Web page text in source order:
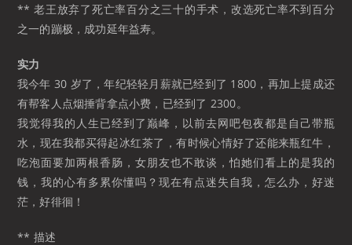
** 老王放弃了死亡率百分之三十的手术，改选死亡率不到百分
之一的蹦极，成功延年益寿。
实力
我今年 30 岁了，年纪轻轻月薪就已经到了 1800，再加上提成还
有帮客人点烟捶背拿点小费，已经到了 2300。
我觉得我的人生已经到了巅峰，以前去网吧包夜都是自己带瓶
水，现在我都买得起冰红茶了，有时候心情好了还能来瓶红牛，
吃泡面要加两根香肠，女朋友也不敢谈，怕她们看上的是我的
钱，我的心有多累你懂吗？现在有点迷失自我，怎么办，好迷
茫，好徘徊！
** 描述